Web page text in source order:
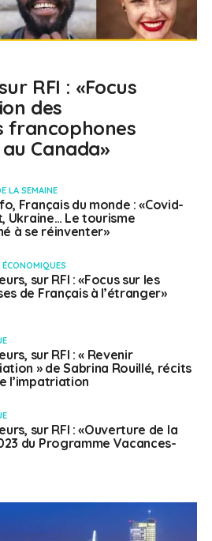
RFI : «Focus
des
francophones
Canada»
LA SEMAINE
Français du monde : «Covid-
Ukraine… Le tourisme
à se réinventer»
sur RFI : «Focus sur les
de Français à l’étranger»
sur RFI : « Revenir
» de Sabrina Rouillé, récits
l’impatriation
sur RFI : «Ouverture de la
du Programme Vacances-